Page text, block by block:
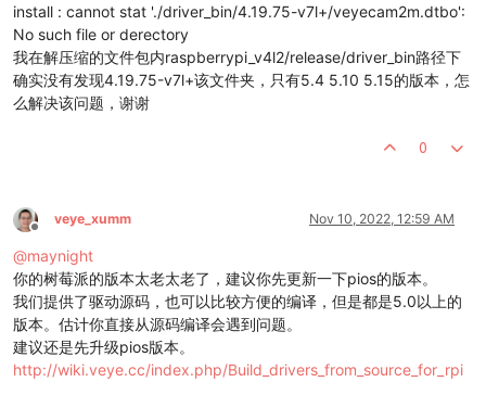
install : cannot stat './driver_bin/4.19.75-v7l+/veyecam2m.dtbo':
No such file or derectory
我在解压缩的文件包内raspberrypi_v4l2/release/driver_bin路径下
确实没有发现4.19.75-v7l+该文件夹，只有5.4 5.10 5.15的版本，怎
么解决该问题，谢谢
0
Offline
veye_xumm Nov 10, 2022, 12:59 AM
@maynight
你的树莓派的版本太老太老了，建议你先更新一下pios的版本。
我们提供了驱动源码，也可以比较方便的编译，但是都是5.0以上的
版本。估计你直接从源码编译会遇到问题。
建议还是先升级pios版本。
http://wiki.veye.cc/index.php/Build_drivers_from_source_for_rpi